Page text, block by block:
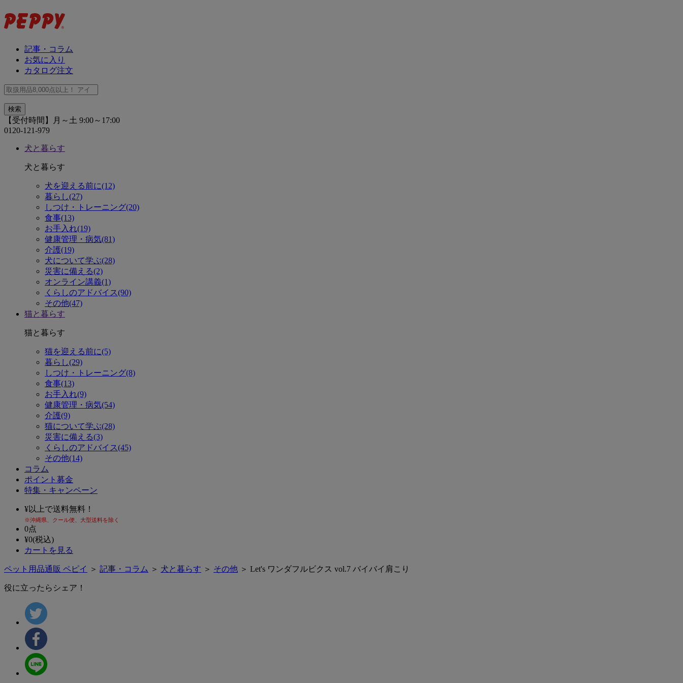
記事・コラム
お気に入り
カタログ注文
【受付時間】月～土 9:00～17:00
0120-121-979
犬と暮らす
犬と暮らす
犬を迎える前に(12)
暮らし(27)
しつけ・トレーニング(20)
食事(13)
お手入れ(19)
健康管理・病気(81)
介護(19)
犬について学ぶ(28)
災害に備える(2)
オンライン講義(1)
くらしのアドバイス(90)
その他(47)
猫と暮らす
猫と暮らす
猫を迎える前に(5)
暮らし(29)
しつけ・トレーニング(8)
食事(13)
お手入れ(9)
健康管理・病気(54)
介護(9)
猫について学ぶ(28)
災害に備える(3)
くらしのアドバイス(45)
その他(14)
コラム
ポイント募金
特集・キャンペーン
¥以上で送料無料！
※沖縄県、クール便、大型送料を除く
0点
¥0(税込)
カートを見る
ペット用品通販 ペピイ ＞ 記事・コラム ＞ 犬と暮らす ＞ その他 ＞ Let's ワンダフルビクス vol.7 バイバイ肩こり
役に立ったらシェア！